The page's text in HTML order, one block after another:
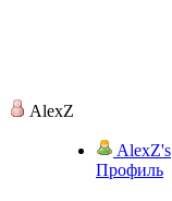
AlexZ
AlexZ's
Профиль